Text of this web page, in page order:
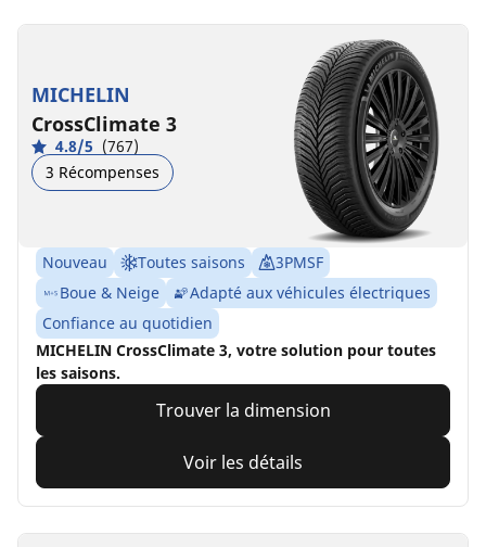
MICHELIN
CrossClimate 3
4.8/5 (767)
3 Récompenses
Nouveau Toutes saisons
3PMSF
Boue & Neige
Adapté aux véhicules électriques
Confiance au quotidien
MICHELIN CrossClimate 3, votre solution pour toutes
les saisons.
Trouver la dimension
Voir les détails